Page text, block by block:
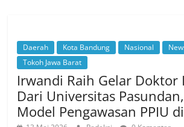
Daerah Kota Bandung Nasional
Tokoh Jawa Barat
Irwandi Raih Gelar Doktor
Dari Universitas
Model Pengawasan PPIU